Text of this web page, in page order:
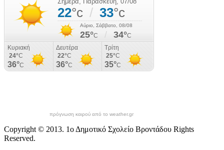
πρόγνωση καιρού από το weather.gr
Copyright © 2013. 1ο Δημοτικό Σχολείο Βροντάδου Rights
Reserved.